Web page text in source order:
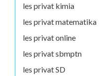
les privat kimia
les privat matematika
les privat online
les privat sbmptn
les privat SD